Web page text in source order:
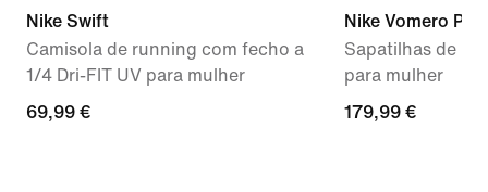
Nike Swift
Camisola de running com fecho a
1/4 Dri-FIT UV para mulher
69,99
69,99 €
Nike Vomero Plus
Sapatilhas de
para mulher
179,99
179,99 €